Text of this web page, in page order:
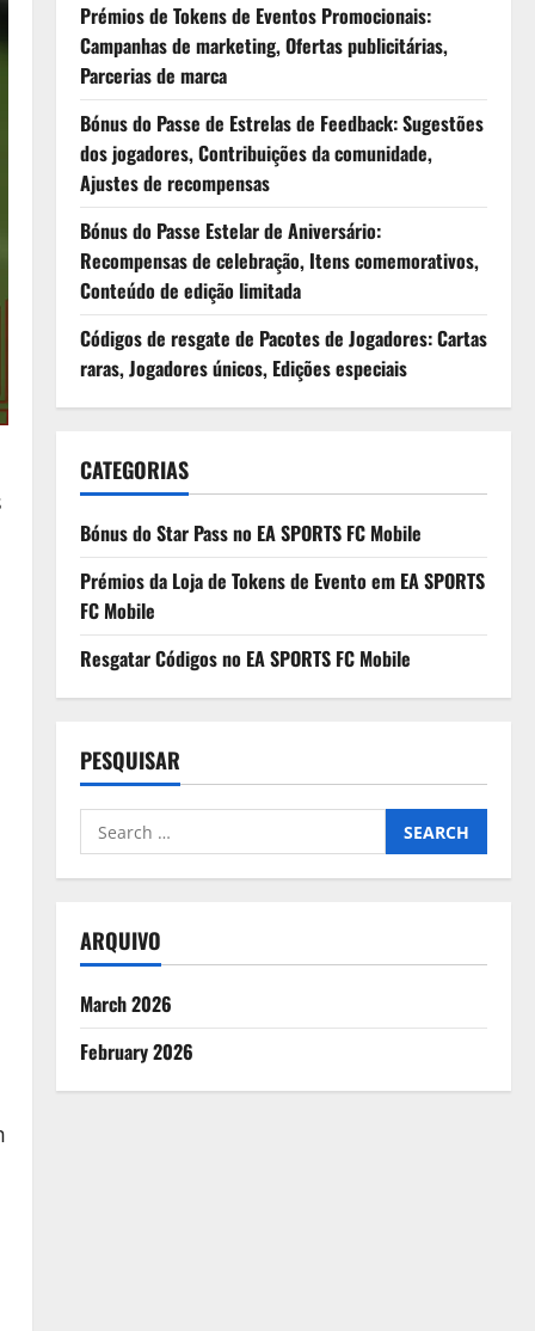
Prémios de Tokens de Eventos Promocionais:
Campanhas de marketing, Ofertas publicitárias,
Parcerias de marca
Bónus do Passe de Estrelas de Feedback: Sugestões
dos jogadores, Contribuições da comunidade,
Ajustes de recompensas
Bónus do Passe Estelar de Aniversário:
Recompensas de celebração, Itens comemorativos,
Conteúdo de edição limitada
Códigos de resgate de Pacotes de Jogadores: Cartas
raras, Jogadores únicos, Edições especiais
CATEGORIAS
Bónus do Star Pass no EA SPORTS FC Mobile
Prémios da Loja de Tokens de Evento em EA SPORTS
FC Mobile
Resgatar Códigos no EA SPORTS FC Mobile
PESQUISAR
Search
for:
ARQUIVO
March 2026
February 2026